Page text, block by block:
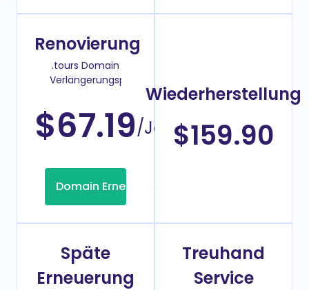
Renovierung
.tours Domain
Verlängerungspreis
$67.19/Jahr
Domain Erneuerung
Wiederherstellung
$159.90
Späte
Erneuerung
Treuhand
Service